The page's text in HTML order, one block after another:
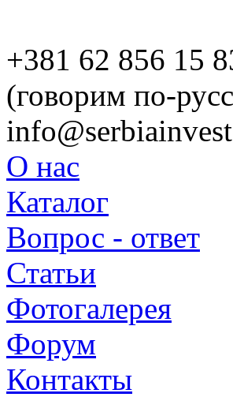
+381 62 856 15
(говорим по-
О нас
Каталог
Вопрос - ответ
Статьи
Фотогалерея
Форум
Контакты